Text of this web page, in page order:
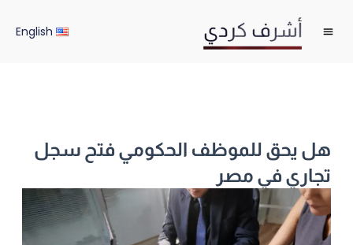
English
هل يحق للموظف الحكومي فتح سجل
تجاري في مصر